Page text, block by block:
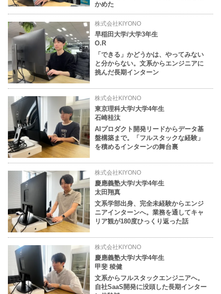
かめた
株式会社KIYONO
早稲田大学/大学3年生
O.R
「できる」かどうかは、やってみない
と分からない。文系からエンジニアに
挑んだ長期インターン
株式会社KIYONO
東京理科大学/大学4年生
石崎桂汰
AIプロダクト開発リードからデータ基
盤構築まで。「フルスタックな経験」
を積めるインターンの舞台裏
株式会社KIYONO
慶應義塾大学/大学4年生
太田翔真
文系学部出身、完全未経験からエンジ
ニアインターンへ。業務を通してキャ
リア観が180度ひっくり返った話
株式会社KIYONO
慶應義塾大学/大学4年生
甲斐 稜健
文系からフルスタックエンジニアへ。
自社SaaS開発に没頭した長期インター